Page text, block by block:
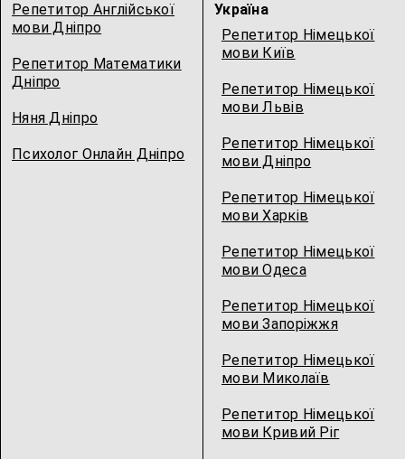
Репетитор Англійської
мови Дніпро
Репетитор Математики
Дніпро
Няня Дніпро
Психолог Онлайн Дніпро
Україна
Репетитор Німецької
мови Київ
Репетитор Німецької
мови Львів
Репетитор Німецької
мови Дніпро
Репетитор Німецької
мови Харків
Репетитор Німецької
мови Одеса
Репетитор Німецької
мови Запоріжжя
Репетитор Німецької
мови Миколаїв
Репетитор Німецької
мови Кривий Ріг